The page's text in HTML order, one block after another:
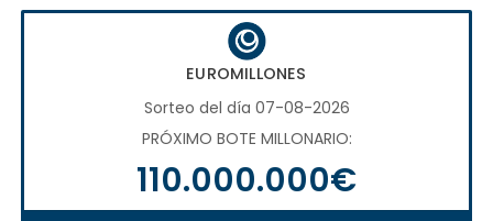
EUROMILLONES
Sorteo del día 07-08-2026
PRÓXIMO BOTE MILLONARIO:
110.000.000€